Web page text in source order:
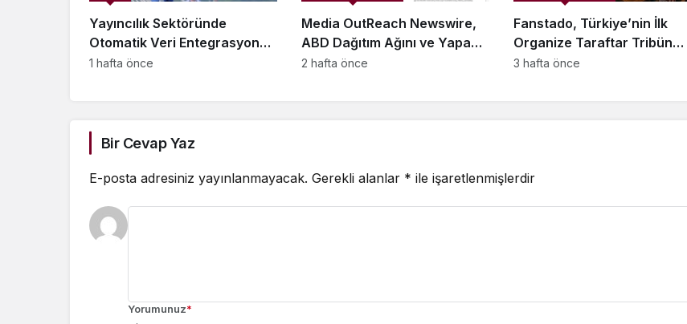
Yayıncılık Sektöründe
Otomatik Veri Entegrasyonu
Süreçleri Başlatıldı
1 hafta önce
Media OutReach Newswire,
ABD Dağıtım Ağını ve Yapay
Zekâ Görünürlüğünü
2 hafta önce
Fanstado, Türkiye’nin İlk
Organize Taraftar Tribün
Ağını Kuruyor: İşletmeler İçin
3 hafta önce
Bir Cevap Yaz
E-posta adresiniz yayınlanmayacak. Gerekli alanlar * ile işaretlenmişlerdir
Yorumunuz*